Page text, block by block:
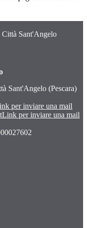
Sant'Angelo
Sant'Angelo (Pescara)
per inviare una mail
Link per inviare una mail